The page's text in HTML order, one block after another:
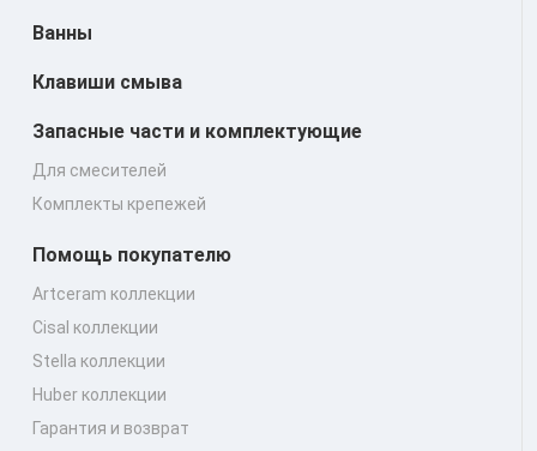
Ванны
Клавиши смыва
Запасные части и комплектующие
Для смесителей
Комплекты крепежей
Помощь покупателю
Artceram коллекции
Cisal коллекции
Stella коллекции
Huber коллекции
Гарантия и возврат